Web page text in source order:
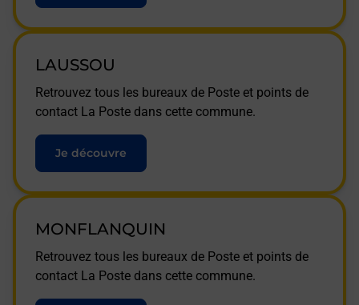
LAUSSOU
Retrouvez tous les bureaux de Poste et points de
contact La Poste dans cette commune.
Je découvre
MONFLANQUIN
Retrouvez tous les bureaux de Poste et points de
contact La Poste dans cette commune.